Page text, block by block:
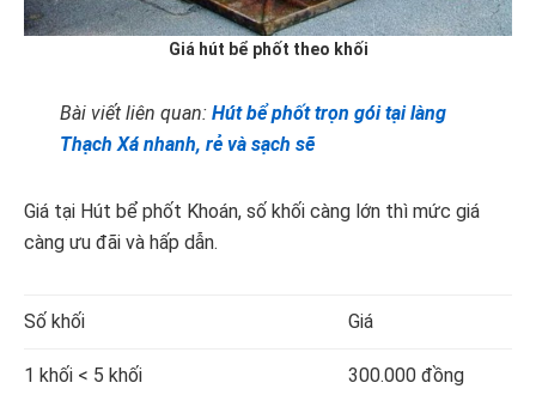
Giá hút bể phốt theo khối
Bài viết liên quan: Hút bể phốt trọn gói tại làng
Thạch Xá nhanh, rẻ và sạch sẽ
Giá tại Hút bể phốt Khoán, số khối càng lớn thì mức giá
càng ưu đãi và hấp dẫn.
Số khối Giá
1 khối < 5 khối 300.000 đồng